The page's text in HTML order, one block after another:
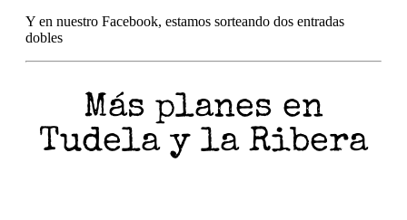
Y en nuestro Facebook, estamos sorteando dos entradas
dobles
Más planes en
Tudela y la Ribera